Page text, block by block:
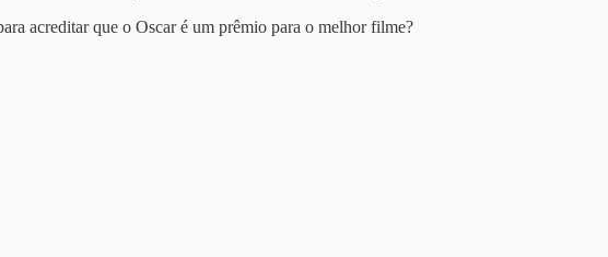
acreditar que o Oscar é um prêmio para o melhor filme?